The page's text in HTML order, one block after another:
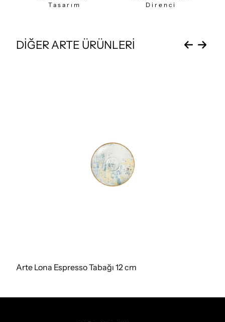
Tasarım
Direnci
DİĞER ARTE ÜRÜNLERİ
Arte Lona Espresso Tabağı 12 cm